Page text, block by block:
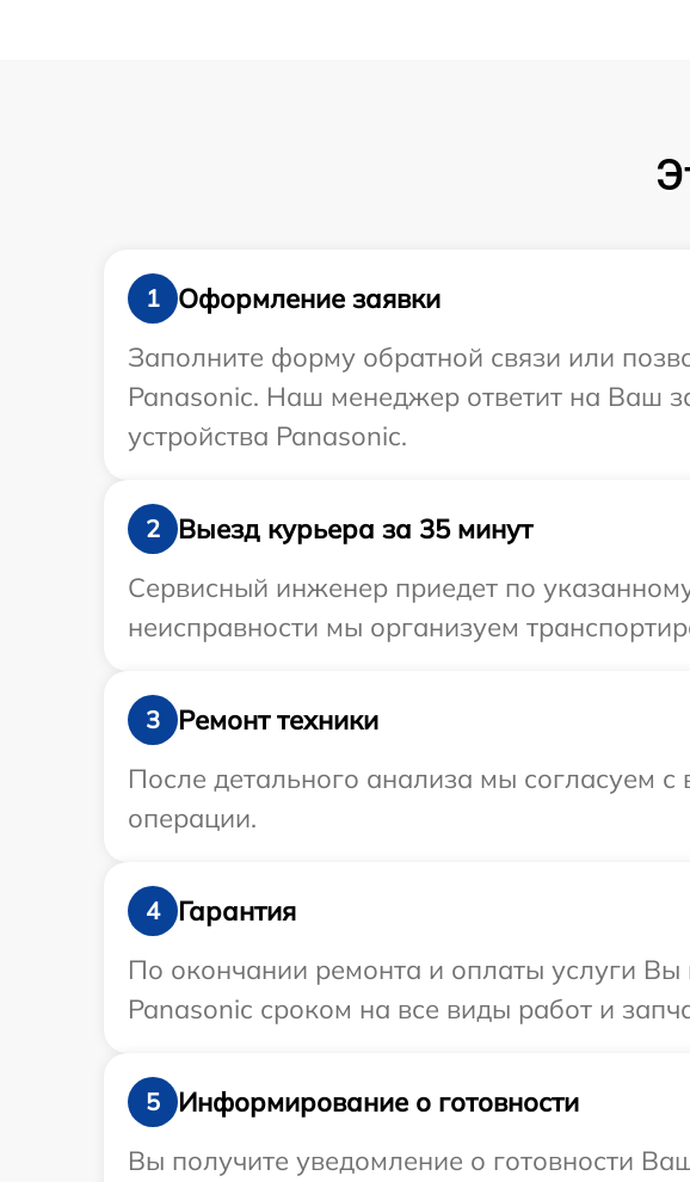
1
Оформление заявки
Заполните форму обратной связи или
Panasonic. Наш менеджер ответит на Ваш
устройства Panasonic.
2
Выезд курьера за 35 минут
Сервисный инженер приедет по
неисправности мы организуем
3
Ремонт техники
После детального анализа мы согласуем
операции.
4
Гарантия
По окончании ремонта и оплаты услуги
Panasonic сроком на все виды работ и
5
Информирование о готовности
Вы получите уведомление о готовности